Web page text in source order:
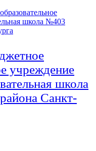
учреждение
школа
Санкт-